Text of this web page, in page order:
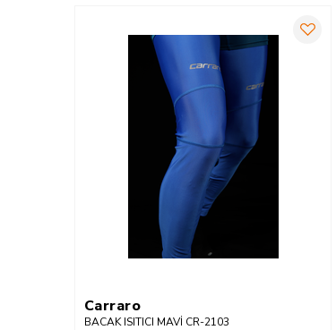
Carraro
BACAK ISITICI MAVİ CR-2103